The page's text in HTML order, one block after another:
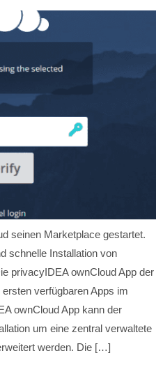
seinen Marketplace gestartet.
schnelle Installation von
privacyIDEA ownCloud App der
verfügbaren Apps im
ownCloud App kann der
um eine zentral verwaltete
werden. Die […]